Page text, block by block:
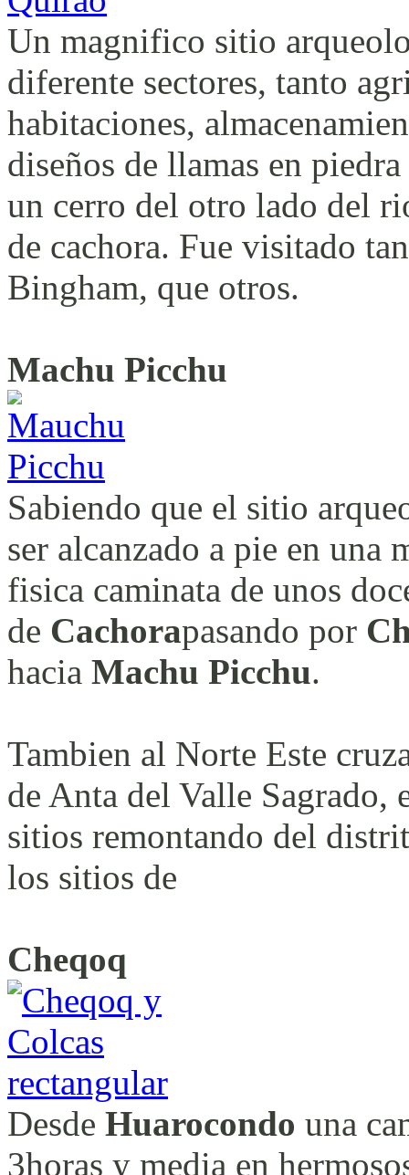
Un magnifico sitio
diferente sectores, tanto
habitaciones,
diseños de llamas en
un cerro del otro lado del
de cachora. Fue visitado
Bingham, que otros.
Machu Picchu
Sabiendo que el sitio
ser alcanzado a pie en una
fisica caminata de unos
de Cachorapasando por
hacia Machu Picchu.
Tambien al Norte Este
de Anta del Valle Sagrado,
sitios remontando del
los sitios de
Cheqoq
Desde Huarocondo una
3horas y media en